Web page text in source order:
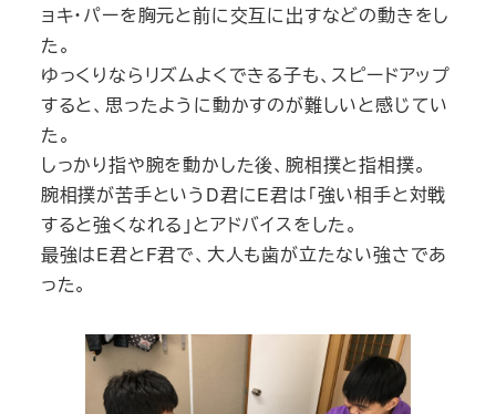
ョキ・パーを胸元と前に交互に出すなどの動きをし
た。
ゆっくりならリズムよくできる子も、スピードアップ
すると、思ったように動かすのが難しいと感じてい
た。
しっかり指や腕を動かした後、腕相撲と指相撲。
腕相撲が苦手というD君にE君は「強い相手と対戦
すると強くなれる」とアドバイスをした。
最強はE君とF君で、大人も歯が立たない強さであ
った。